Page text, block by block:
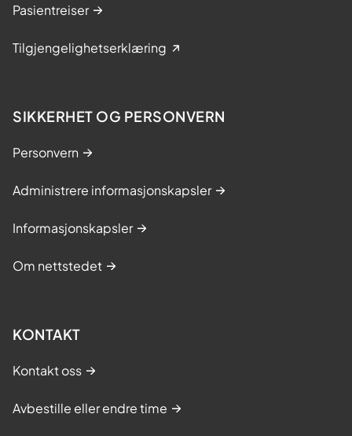
Pasientreiser
Tilgjengelighetserklæring
SIKKERHET OG PERSONVERN
Personvern
Administrere informasjonskapsler
Informasjonskapsler
Om nettstedet
KONTAKT
Kontakt oss
Avbestille eller endre time